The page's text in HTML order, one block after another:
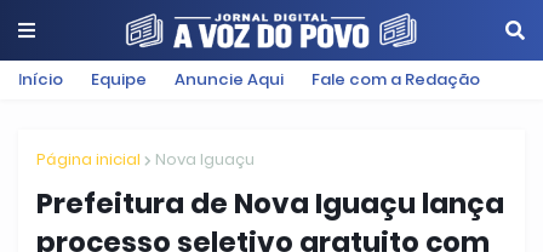
Início Equipe Anuncie Aqui Fale com a Redação
Página inicial Nova Iguaçu
Prefeitura de Nova Iguaçu lança
processo seletivo gratuito com